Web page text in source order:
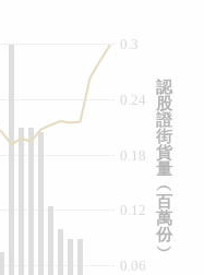
0.06
0.12
0.18
0.24
0.3
認
股
證
街
貨
量
︵
百
萬
份
︶